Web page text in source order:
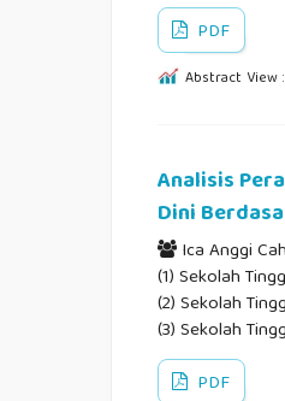
PDF
Abstract View
Analisis
Dini
Ica Anggi
(1) Sekolah
(2) Sekolah
(3) Sekolah
PDF